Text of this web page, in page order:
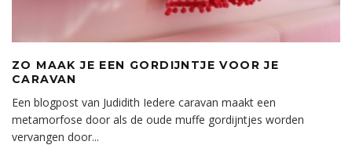
ZO MAAK JE EEN GORDIJNTJE VOOR JE
CARAVAN
Een blogpost van Judidith Iedere caravan maakt een
metamorfose door als de oude muffe gordijntjes worden
vervangen door...